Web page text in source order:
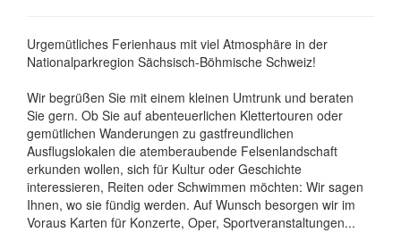
Urgemütliches Ferienhaus mit viel Atmosphäre in der
Nationalparkregion Sächsisch-Böhmische Schweiz!
Wir begrüßen Sie mit einem kleinen Umtrunk und beraten
Sie gern. Ob Sie auf abenteuerlichen Klettertouren oder
gemütlichen Wanderungen zu gastfreundlichen
Ausflugslokalen die atemberaubende Felsenlandschaft
erkunden wollen, sich für Kultur oder Geschichte
interessieren, Reiten oder Schwimmen möchten: Wir sagen
Ihnen, wo sie fündig werden. Auf Wunsch besorgen wir im
Voraus Karten für Konzerte, Oper, Sportveranstaltungen...